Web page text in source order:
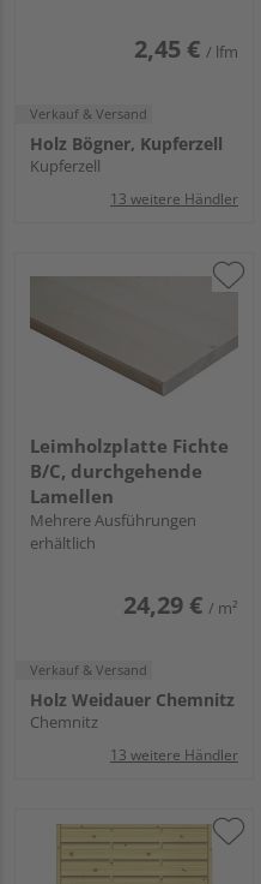
2,45 € / lfm
Verkauf & Versand
Holz Bögner, Kupferzell
Kupferzell
13 weitere Händler
Leimholzplatte Fichte
B/C, durchgehende
Lamellen
Mehrere Ausführungen
erhältlich
24,29 € / m²
Verkauf & Versand
Holz Weidauer Chemnitz
Chemnitz
13 weitere Händler